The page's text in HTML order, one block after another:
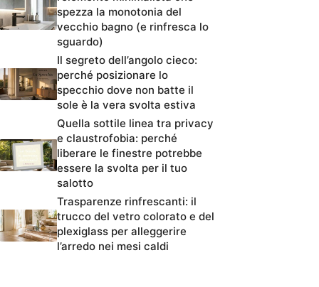
spezza la monotonia del
vecchio bagno (e rinfresca lo
sguardo)
Il segreto dell’angolo cieco:
perché posizionare lo
specchio dove non batte il
sole è la vera svolta estiva
Quella sottile linea tra privacy
e claustrofobia: perché
liberare le finestre potrebbe
essere la svolta per il tuo
salotto
Trasparenze rinfrescanti: il
trucco del vetro colorato e del
plexiglass per alleggerire
l’arredo nei mesi caldi